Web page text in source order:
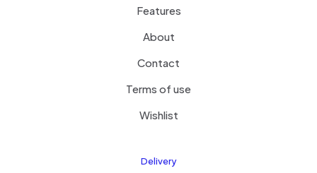
Features
About
Contact
Terms of use
Wishlist
Delivery